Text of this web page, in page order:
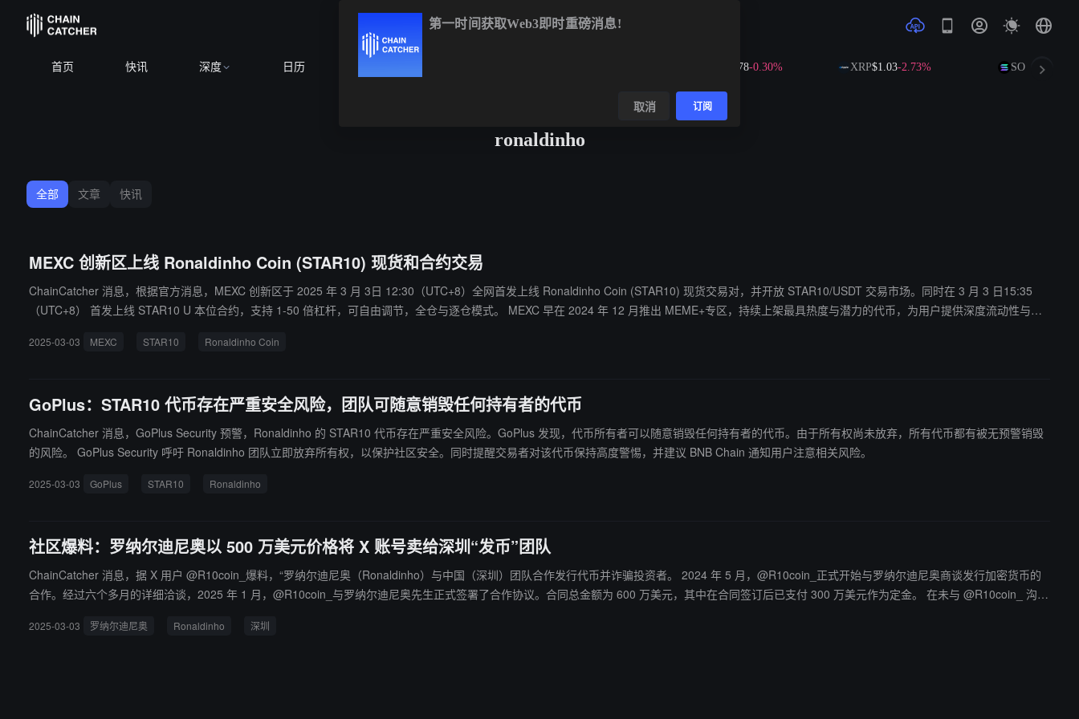
首页 快讯 深度 日历 $591.78-0.30% XRP$1.03-2.73% SOL $72.64
ronaldinho
全部 文章 快讯
MEXC 创新区上线 Ronaldinho Coin (STAR10) 现货和合约交易
ChainCatcher 消息，根据官方消息，MEXC 创新区于 2025 年 3 月 3日 12:30（UTC+8）全网首发上线 Ronaldinho Coin (STAR10) 现货交易对，并开放 STAR10/USDT 交易市场。同时在 3 月 3 日15:35
（UTC+8） 首发上线 STAR10 U 本位合约，支持 1-50 倍杠杆，可自由调节，全仓与逐仓模式。 MEXC 早在 2024 年 12 月推出 MEME+专区，持续上架最具热度与潜力的代币，为用户提供深度流动性与低
2025-03-03 MEXC STAR10 Ronaldinho Coin
GoPlus：STAR10 代币存在严重安全风险，团队可随意销毁任何持有者的代币
ChainCatcher 消息，GoPlus Security 预警，Ronaldinho 的 STAR10 代币存在严重安全风险。GoPlus 发现，代币所有者可以随意销毁任何持有者的代币。由于所有权尚未放弃，所有代币都有被无预警销毁
的风险。 GoPlus Security 呼吁 Ronaldinho 团队立即放弃所有权，以保护社区安全。同时提醒交易者对该代币保持高度警惕，并建议 BNB Chain 通知用户注意相关风险。
2025-03-03 GoPlus STAR10 Ronaldinho
社区爆料：罗纳尔迪尼奥以 500 万美元价格将 X 账号卖给深圳“发币”团队
ChainCatcher 消息，据 X 用户 @R10coin_爆料，“罗纳尔迪尼奥（Ronaldinho）与中国（深圳）团队合作发行代币并诈骗投资者。 2024 年 5 月，@R10coin_正式开始与罗纳尔迪尼奥商谈发行加密货币的
合作。经过六个多月的详细洽谈，2025 年 1 月，@R10coin_与罗纳尔迪尼奥先生正式签署了合作协议。合同总金额为 600 万美元，其中在合同签订后已支付 300 万美元作为定金。 在未与 @R10coin_ 沟
深圳，其行径极其恶劣。该公司频繁发布毫无价值的 “meme” 币进行虚假宣传，每月推出十多个欺诈性虚拟货币项目。他们利用夸张的市场营销手段迅速吸引投资者资金，采用“快速收割”模式，迅速拉盘、砸
2025-03-03 罗纳尔迪尼奥 Ronaldinho 深圳
第一时间获取Web3即时重磅消息!
取消 订阅